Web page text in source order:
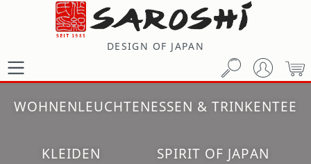
Zum Hauptinhalt springen
DESIGN OF JAPAN
WOHNENLEUCHTENESSEN & TRINKENTEE
KLEIDEN SPIRIT OF JAPAN